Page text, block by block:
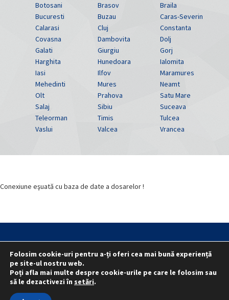
Botosani
Brasov
Braila
Bucuresti
Buzau
Caras-Severin
Calarasi
Cluj
Constanta
Covasna
Dambovita
Dolj
Galati
Giurgiu
Gorj
Harghita
Hunedoara
Ialomita
Iasi
Ilfov
Maramures
Mehedinti
Mures
Neamt
Olt
Prahova
Satu Mare
Salaj
Sibiu
Suceava
Teleorman
Timis
Tulcea
Vaslui
Valcea Vrancea
Conexiune eşuată cu baza de date a dosarelor !
Statut
Reprezentativitate M.A.I.
Reprezentativitate I.G.P.R. și I.P.J.-uri
Politica folosirii cookie-urilor
Politica de confidențialitate
Folosim cookie-uri pentru a-ți oferi cea mai bună experiență
pe site-ul nostru web.
Poți afla mai multe despre cookie-urile pe care le folosim sau
să le dezactivezi în setări.